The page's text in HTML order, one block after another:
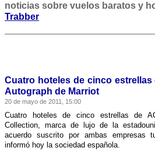
noticias sobre vuelos baratos y
Trabber
Cuatro hoteles de cinco
Autograph de Marriot
20 de mayo de 2011, 15:00
Cuatro hoteles de cinco estrellas de
Collection, marca de lujo de la
acuerdo suscrito por ambas empresas
informó hoy la sociedad española.